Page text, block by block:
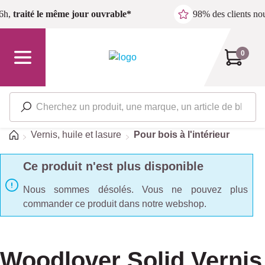
Passer au contenu principal
traité le même jour ouvrable* 98% des clients
0
Accueil
Vernis, huile et lasure Pour bois à l'intérieur
Ce produit n'est plus disponible
Nous sommes désolés. Vous ne pouvez plus
commander ce produit dans notre webshop.